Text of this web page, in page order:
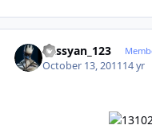
kassyan_123
October 13, 201114 yr